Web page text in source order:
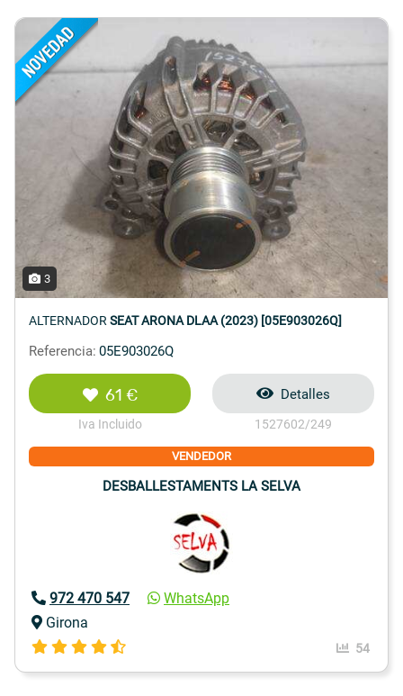
3
ALTERNADOR SEAT ARONA DLAA (2023) [05E903026Q]
Referencia: 05E903026Q
61 €
Iva Incluido
Detalles
1527602/249
VENDEDOR
DESBALLESTAMENTS LA SELVA
972 470 547
WhatsApp
Girona
54